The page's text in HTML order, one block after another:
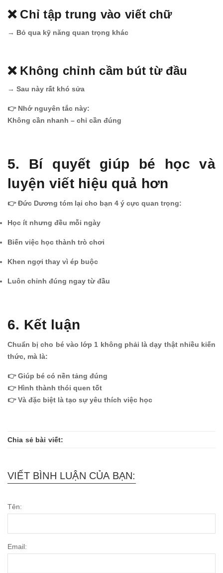
❌ Chỉ tập trung vào viết chữ
→ Bỏ qua kỹ năng quan trọng khác
❌ Không chỉnh cầm bút từ đầu
→ Sau này rất khó sửa
👉 Nhớ nguyên tắc này:
Không cần nhanh – chỉ cần đúng
5. Bí quyết giúp bé học và
luyện viết hiệu quả hơn
👉 Đức Dương tóm lại cho bạn 4 ý cực quan trọng:
Học ít nhưng đều mỗi ngày
Biến việc học thành trò chơi
Khen ngợi thay vì ép buộc
Luôn chỉnh đúng ngay từ đầu
6. Kết luận
Chuẩn bị cho bé vào lớp 1 không phải là dạy thật nhiều kiến
thức, mà là:
👉 Giúp bé có nền tảng đúng
👉 Hình thành thói quen tốt
👉 Và đặc biệt là tạo sự yêu thích việc học
Chia sẻ bài viết:
VIẾT BÌNH LUẬN CỦA BẠN:
Tên:
Email: